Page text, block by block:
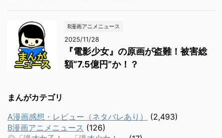
B漫画アニメニュース
2025/11/28
『電影少女』の原画が盗難！被害総
額“7.5億円”か！？
まんがカテゴリ
A漫画感想・レビュー（ネタバレあり）
(2,493)
B漫画アニメニュース (126)